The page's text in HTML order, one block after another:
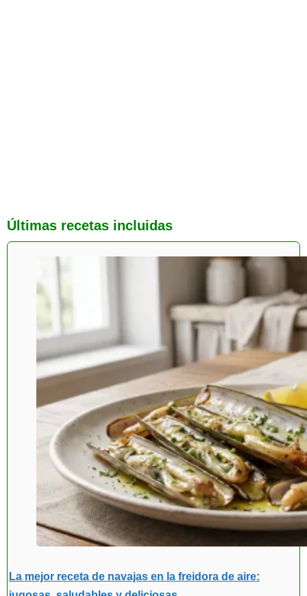
Últimas recetas incluidas
La mejor receta de navajas en la freidora de aire: